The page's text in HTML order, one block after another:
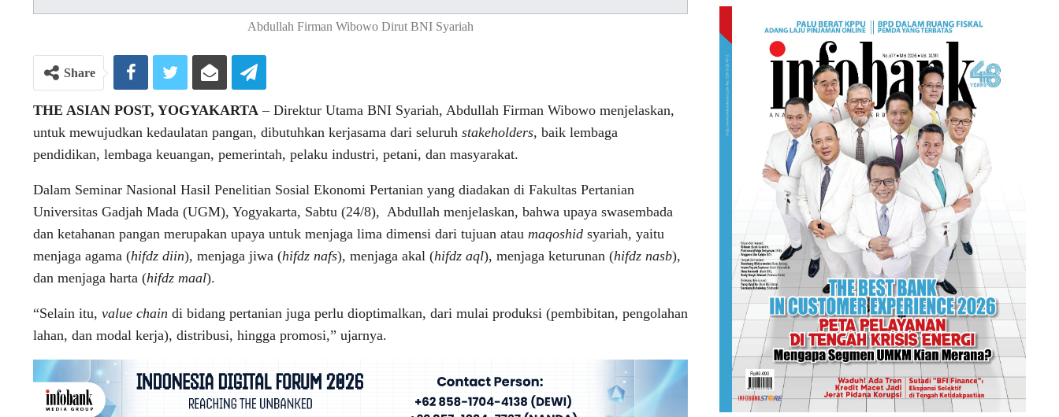
Abdullah Firman Wibowo Dirut BNI Syariah
Share
THE ASIAN POST, YOGYAKARTA– Direktur Utama BNI Syariah, Abdullah Firman Wibowo menjelaskan,
untuk mewujudkan kedaulatan pangan, dibutuhkan kerjasama dari seluruh stakeholders, baik lembaga
pendidikan, lembaga keuangan, pemerintah, pelaku industri, petani, dan masyarakat.
Dalam Seminar Nasional Hasil Penelitian Sosial Ekonomi Pertanian yang diadakan di Fakultas Pertanian
Universitas Gadjah Mada (UGM), Yogyakarta, Sabtu (24/8), Abdullah menjelaskan, bahwa upaya swasembada
dan ketahanan pangan merupakan upaya untuk menjaga lima dimensi dari tujuan atau maqoshid syariah, yaitu
menjaga agama (hifdz diin), menjaga jiwa (hifdz nafs), menjaga akal (hifdz aql), menjaga keturunan (hifdz nasb),
dan menjaga harta (hifdz maal).
“Selain itu, value chain di bidang pertanian juga perlu dioptimalkan, dari mulai produksi (pembibitan, pengolahan
lahan, dan modal kerja), distribusi, hingga promosi,” ujarnya.